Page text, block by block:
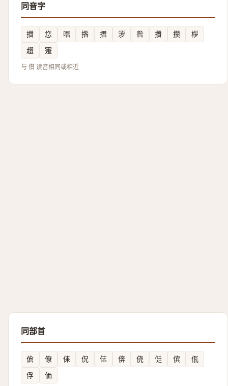
同音字
攅 㤰 噆 揝 撍 㳨 昝 攢 攒
桚
趲
寁
与 儧 读音相同或相近
同部首
傖 僚 俫 㑆 俧 倴 侥 侹 傧
佤
俘
価